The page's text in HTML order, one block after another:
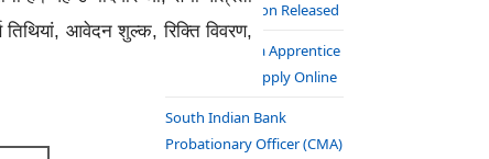
तिथियां, आवेदन शुल्क, रिक्ति विवरण,
2025 Notification Released
Bank of Baroda Apprentice
Bharti 2025 – Apply Online
South Indian Bank
Probationary Officer (CMA)